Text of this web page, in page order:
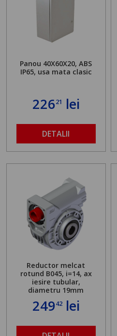
Panou 40X60X20, ABS
IP65, usa mata clasic
22621 lei
DETALII
Reductor melcat
rotund B045, i=14, ax
iesire tubular,
diametru 19mm
24942lei